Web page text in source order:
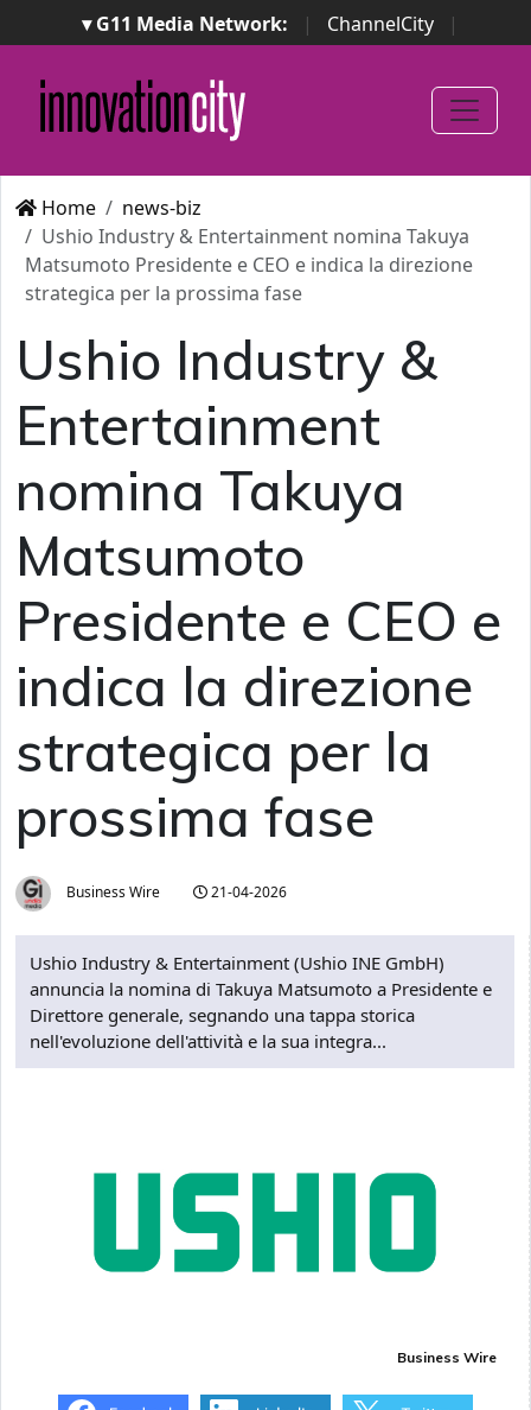
▾ G11 Media Network: | ChannelCity
|
ImpresaCity | SecurityOpenLab | Italian Channel
Awards
Italian Project Awards
Italian Security
Awards
Home
news-biz
Ushio Industry & Entertainment nomina Takuya
Matsumoto Presidente e CEO e indica la direzione
strategica per la prossima fase
Ushio Industry &
Entertainment
nomina Takuya
Matsumoto
Presidente e CEO e
indica la direzione
strategica per la
prossima fase
Business Wire 21-04-2026
Ushio Industry & Entertainment (Ushio INE GmbH)
annuncia la nomina di Takuya Matsumoto a Presidente e
Direttore generale, segnando una tappa storica
nell'evoluzione dell'attività e la sua integra...
Business Wire